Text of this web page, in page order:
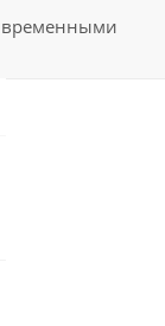
временными